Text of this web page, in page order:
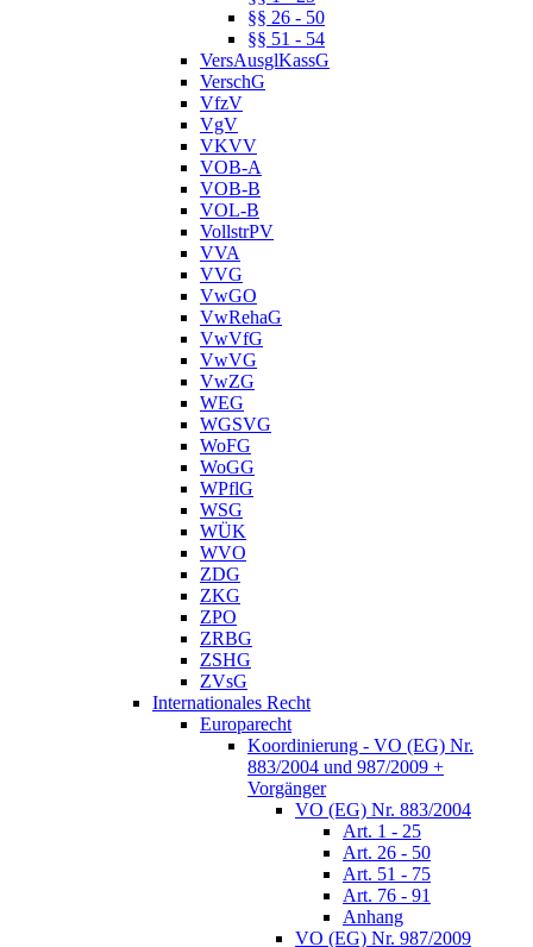
§§ 26 - 50
§§ 51 - 54
VersAusglKassG
VerschG
VfzV
VgV
VKVV
VOB-A
VOB-B
VOL-B
VollstrPV
VVA
VVG
VwGO
VwRehaG
VwVfG
VwVG
VwZG
WEG
WGSVG
WoFG
WoGG
WPflG
WSG
WÜK
WVO
ZDG
ZKG
ZPO
ZRBG
ZSHG
ZVsG
Internationales Recht
Europarecht
Koordinierung - VO (EG) Nr.
883/2004 und 987/2009 +
Vorgänger
VO (EG) Nr. 883/2004
Art. 1 - 25
Art. 26 - 50
Art. 51 - 75
Art. 76 - 91
Anhang
VO (EG) Nr. 987/2009